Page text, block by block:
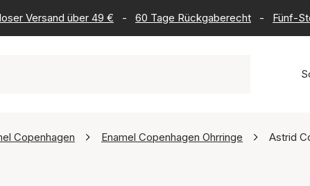
Versand über 49 € - 60 Tage Rückgaberecht - Fünf-
Copenhagen Enamel Copenhagen Ohrringe Astrid